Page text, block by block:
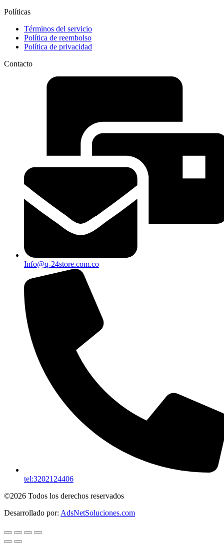
Políticas
Términos del servicio
Política de reembolso
Política de privacidad
Contacto
Info@q-24store.com.co
tel:3202124406
©2026 Todos los derechos reservados
Desarrollado por: AdsNetSoluciones.com